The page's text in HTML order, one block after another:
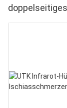
Linderung